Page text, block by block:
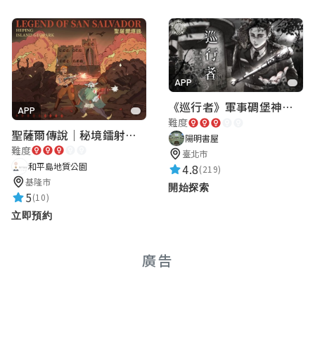
APP
聖薩爾傳說｜秘境鐳射激戰
難度
和平島地質公園
基隆市
5(10)
立即預約
APP
《巡行者》軍事碉堡神秘探索｜陽明書屋實境遊戲
難度
陽明書屋
臺北市
4.8(219)
開始探索
廣告